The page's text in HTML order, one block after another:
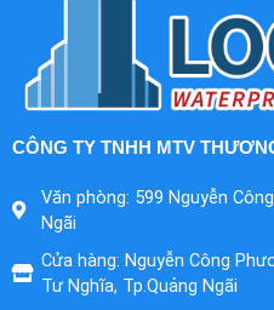
CÔNG TY TNHH MTV
Văn phòng: 599 Nguyễn
Ngãi
Cửa hàng: Nguyễn Công
Tư Nghĩa, Tp.Quảng Ngãi